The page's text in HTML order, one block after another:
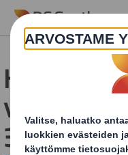
Skip to main content
vähensi
30%